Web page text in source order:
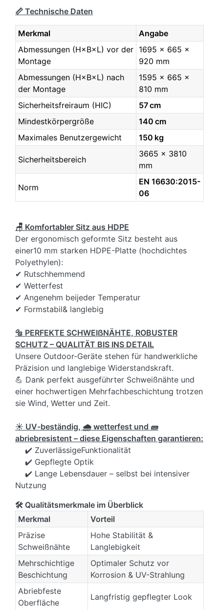
📏 Technische Daten
Merkmal
Angabe
Abmessungen (H×B×L) vor der
Montage
1695 x 665 x
920 mm
Abmessungen (H×B×L) nach
der Montage
1595 x 665 x
810 mm
Sicherheitsfreiraum (HIC)
57 cm
Mindestkörpergröße
140 cm
Maximales Benutzergewicht
150 kg
Sicherheitsbereich
3665 x 3810
mm
Norm
EN 16630:2015-
06
🪑 Komfortabler Sitz aus HDPE
Der ergonomisch geformte Sitz besteht aus
einer10 mm starken HDPE-Platte (hochdichtes
Polyethylen):
✔ Rutschhemmend
✔ Wetterfest
✔ Angenehm beijeder Temperatur
✔ Formstabil& langlebig
🔩 PERFEKTE SCHWEIẞNÄHTE, ROBUSTER
SCHUTZ – QUALITÄT BIS INS DETAIL
Unsere Outdoor-Geräte stehen für handwerkliche
Präzision und langlebige Widerstandskraft.
💪 Dank perfekt ausgeführter Schweißnähte und
einer hochwertigen Mehrfachbeschichtung trotzen
sie Wind, Wetter und Zeit.
☀️ UV-beständig, 🌧️ wetterfest und 🧱
abriebresistent – diese Eigenschaften garantieren:
✔️ ZuverlässigeFunktionalität
✔️ Gepflegte Optik
✔️ Lange Lebensdauer – selbst bei intensiver
Nutzung
🛠️ Qualitätsmerkmale im Überblick
Merkmal
Vorteil
Präzise
Schweißnähte
Hohe Stabilität &
Langlebigkeit
Mehrschichtige
Beschichtung
Optimaler Schutz vor
Korrosion & UV-Strahlung
Abriebfeste
Oberfläche
Langfristig gepflegter Look